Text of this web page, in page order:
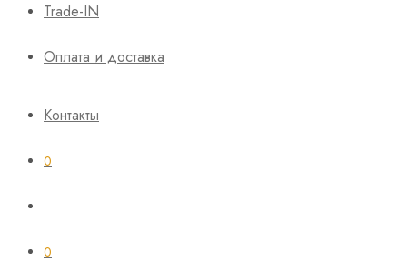
Trade-IN
Оплата и доставка
Контакты
0
0